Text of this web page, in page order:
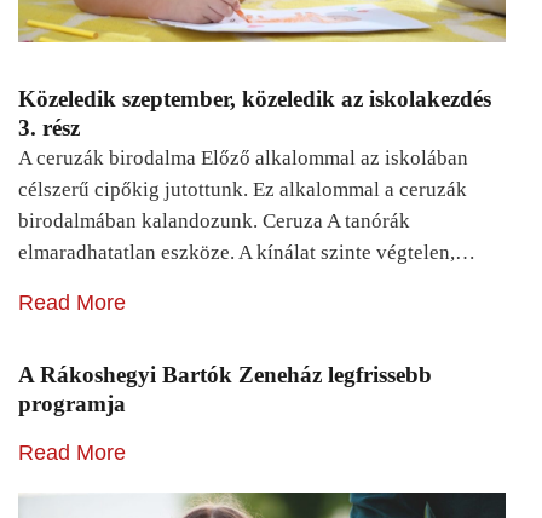
Közeledik szeptember, közeledik az iskolakezdés
3. rész
A ceruzák birodalma Előző alkalommal az iskolában
célszerű cipőkig jutottunk. Ez alkalommal a ceruzák
birodalmában kalandozunk. Ceruza A tanórák
elmaradhatatlan eszköze. A kínálat szinte végtelen,…
Read More
A Rákoshegyi Bartók Zeneház legfrissebb
programja
Read More